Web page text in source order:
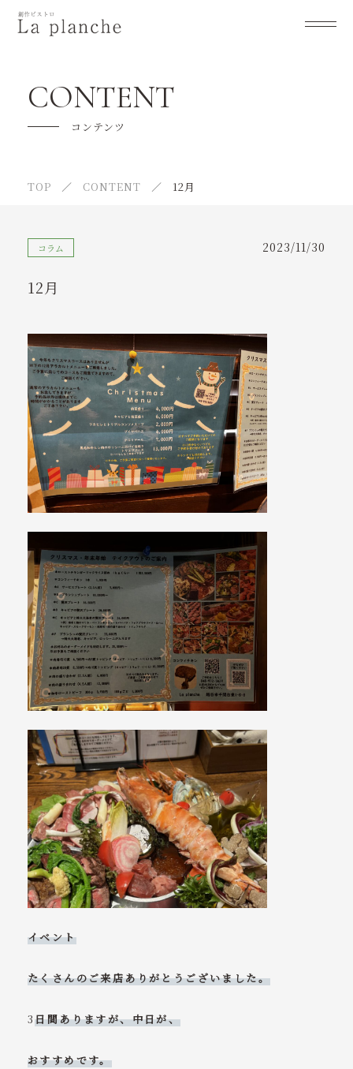
ご利用の流れ
イベント紹介
テイクアウト紹介
コンテンツ
アクセス
ご予約・お問い合わせ
tel. 048-972-5429
CONTENT
コンテンツ
TOP CONTENT 12月
コラム 2023/11/30
12月
イベント
たくさんのご来店ありがとうございました。
3日間ありますが、中日が、
おすすめです。